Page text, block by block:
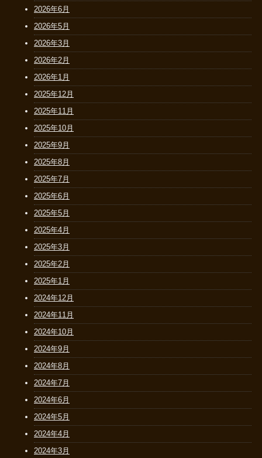
2026年6月
2026年5月
2026年3月
2026年2月
2026年1月
2025年12月
2025年11月
2025年10月
2025年9月
2025年8月
2025年7月
2025年6月
2025年5月
2025年4月
2025年3月
2025年2月
2025年1月
2024年12月
2024年11月
2024年10月
2024年9月
2024年8月
2024年7月
2024年6月
2024年5月
2024年4月
2024年3月